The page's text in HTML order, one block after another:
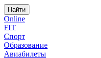
Найти
Online
FIT
Спорт
Образование
Авиабилеты